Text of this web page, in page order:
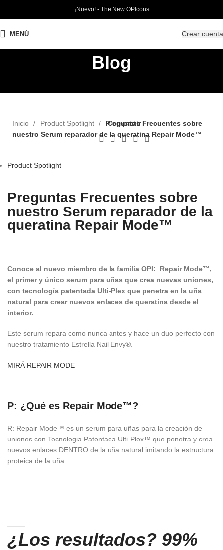
¡Nuevo! - The New OPIcons
MENÚ Crear cuenta
Blog
Inicio Product Spotlight
Preguntas Frecuentes sobre
nuestro Serum reparador de la queratina Repair Mode™
Compartir
Product Spotlight
Preguntas Frecuentes sobre
nuestro Serum reparador de la
queratina Repair Mode™
Conoce al nuevo miembro de la familia OPI: Repair Mode™,
el primer y único serum para uñas que crea nuevas uniones,
con tecnología patentada Ulti-Plex que penetra en la uña
natural para crear nuevos enlaces de queratina desde el
interior.
Este serum repara como nunca antes y hace un duo perfecto con
nuestro tratamiento Estrella Nail Envy®.
MIRÁ REPAIR MODE
P: ¿Qué es Repair Mode™?
R: Repair Mode™ es un serum para uñas para la creación de
uniones con Tecnologia Patentada Ulti-Plex™ que penetra y crea
nuevos enlaces DENTRO de la uña natural imitando la estructura
proteica de la uña.
¿Los resultados? 99%